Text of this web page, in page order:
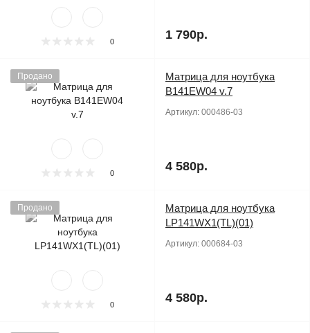
0 1 790р.
Продано
0
Матрица для ноутбука
B141EW04 v.7
Артикул: 000486-03
4 580р.
Продано
0
Матрица для ноутбука
LP141WX1(TL)(01)
Артикул: 000684-03
4 580р.